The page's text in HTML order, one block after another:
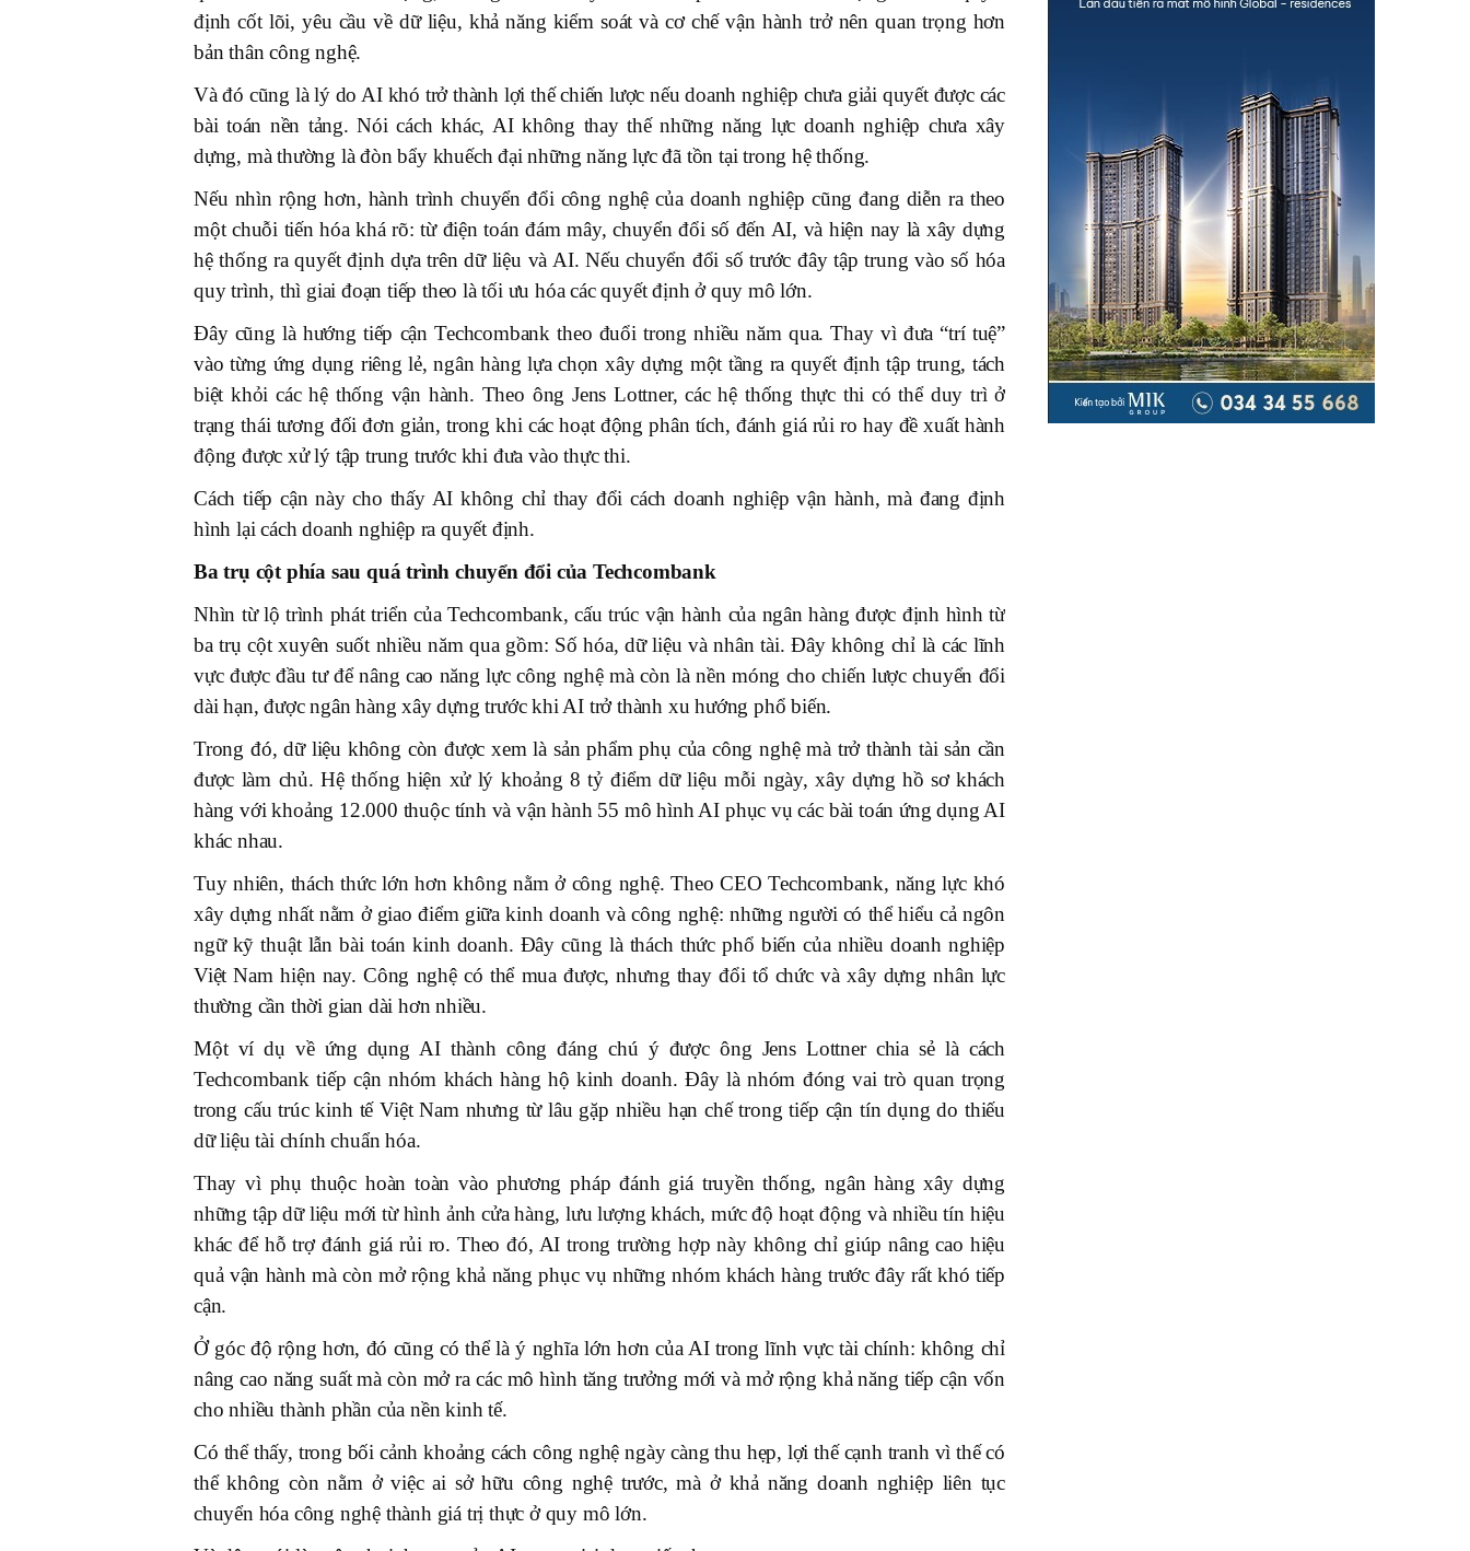
định cốt lõi, yêu cầu về dữ liệu, khả năng kiểm soát và cơ chế vận hành trở nên quan trọng hơn
bản thân công nghệ.
Và đó cũng là lý do AI khó trở thành lợi thế chiến lược nếu doanh nghiệp chưa giải quyết được các
bài toán nền tảng. Nói cách khác, AI không thay thế những năng lực doanh nghiệp chưa xây
dựng, mà thường là đòn bẩy khuếch đại những năng lực đã tồn tại trong hệ thống.
Nếu nhìn rộng hơn, hành trình chuyển đổi công nghệ của doanh nghiệp cũng đang diễn ra theo
một chuỗi tiến hóa khá rõ: từ điện toán đám mây, chuyển đổi số đến AI, và hiện nay là xây dựng
hệ thống ra quyết định dựa trên dữ liệu và AI. Nếu chuyển đổi số trước đây tập trung vào số hóa
quy trình, thì giai đoạn tiếp theo là tối ưu hóa các quyết định ở quy mô lớn.
Đây cũng là hướng tiếp cận Techcombank theo đuổi trong nhiều năm qua. Thay vì đưa “trí tuệ”
vào từng ứng dụng riêng lẻ, ngân hàng lựa chọn xây dựng một tầng ra quyết định tập trung, tách
biệt khỏi các hệ thống vận hành. Theo ông Jens Lottner, các hệ thống thực thi có thể duy trì ở
trạng thái tương đối đơn giản, trong khi các hoạt động phân tích, đánh giá rủi ro hay đề xuất hành
động được xử lý tập trung trước khi đưa vào thực thi.
Cách tiếp cận này cho thấy AI không chỉ thay đổi cách doanh nghiệp vận hành, mà đang định
hình lại cách doanh nghiệp ra quyết định.
Ba trụ cột phía sau quá trình chuyển đổi của Techcombank
Nhìn từ lộ trình phát triển của Techcombank, cấu trúc vận hành của ngân hàng được định hình từ
ba trụ cột xuyên suốt nhiều năm qua gồm: Số hóa, dữ liệu và nhân tài. Đây không chỉ là các lĩnh
vực được đầu tư để nâng cao năng lực công nghệ mà còn là nền móng cho chiến lược chuyển đổi
dài hạn, được ngân hàng xây dựng trước khi AI trở thành xu hướng phổ biến.
Trong đó, dữ liệu không còn được xem là sản phẩm phụ của công nghệ mà trở thành tài sản cần
được làm chủ. Hệ thống hiện xử lý khoảng 8 tỷ điểm dữ liệu mỗi ngày, xây dựng hồ sơ khách
hàng với khoảng 12.000 thuộc tính và vận hành 55 mô hình AI phục vụ các bài toán ứng dụng AI
khác nhau.
Tuy nhiên, thách thức lớn hơn không nằm ở công nghệ. Theo CEO Techcombank, năng lực khó
xây dựng nhất nằm ở giao điểm giữa kinh doanh và công nghệ: những người có thể hiểu cả ngôn
ngữ kỹ thuật lẫn bài toán kinh doanh. Đây cũng là thách thức phổ biến của nhiều doanh nghiệp
Việt Nam hiện nay. Công nghệ có thể mua được, nhưng thay đổi tổ chức và xây dựng nhân lực
thường cần thời gian dài hơn nhiều.
Một ví dụ về ứng dụng AI thành công đáng chú ý được ông Jens Lottner chia sẻ là cách
Techcombank tiếp cận nhóm khách hàng hộ kinh doanh. Đây là nhóm đóng vai trò quan trọng
trong cấu trúc kinh tế Việt Nam nhưng từ lâu gặp nhiều hạn chế trong tiếp cận tín dụng do thiếu
dữ liệu tài chính chuẩn hóa.
Thay vì phụ thuộc hoàn toàn vào phương pháp đánh giá truyền thống, ngân hàng xây dựng
những tập dữ liệu mới từ hình ảnh cửa hàng, lưu lượng khách, mức độ hoạt động và nhiều tín hiệu
khác để hỗ trợ đánh giá rủi ro. Theo đó, AI trong trường hợp này không chỉ giúp nâng cao hiệu
quả vận hành mà còn mở rộng khả năng phục vụ những nhóm khách hàng trước đây rất khó tiếp
cận.
Ở góc độ rộng hơn, đó cũng có thể là ý nghĩa lớn hơn của AI trong lĩnh vực tài chính: không chỉ
nâng cao năng suất mà còn mở ra các mô hình tăng trưởng mới và mở rộng khả năng tiếp cận vốn
cho nhiều thành phần của nền kinh tế.
Có thể thấy, trong bối cảnh khoảng cách công nghệ ngày càng thu hẹp, lợi thế cạnh tranh vì thế có
thể không còn nằm ở việc ai sở hữu công nghệ trước, mà ở khả năng doanh nghiệp liên tục
chuyển hóa công nghệ thành giá trị thực ở quy mô lớn.